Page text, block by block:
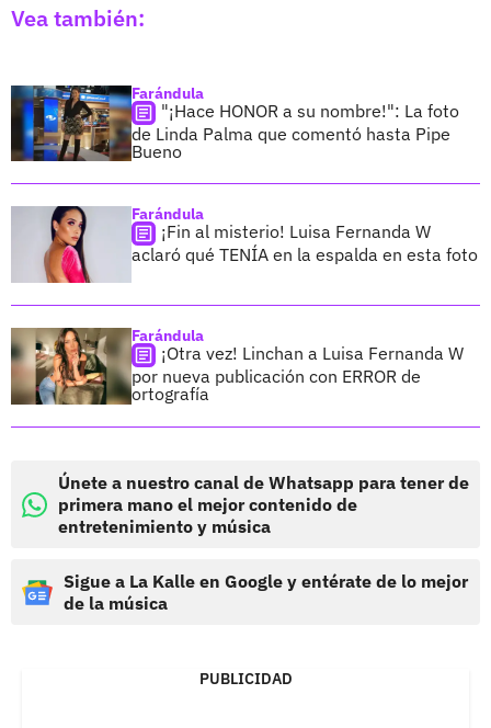
Vea también:
Farándula
"¡Hace HONOR a su nombre!": La foto
de Linda Palma que comentó hasta Pipe
Bueno
Farándula
¡Fin al misterio! Luisa Fernanda W
aclaró qué TENÍA en la espalda en esta foto
Farándula
¡Otra vez! Linchan a Luisa Fernanda W
por nueva publicación con ERROR de
ortografía
Únete a nuestro canal de Whatsapp para tener de
primera mano el mejor contenido de
entretenimiento y música
Sigue a La Kalle en Google y entérate de lo mejor
de la música
PUBLICIDAD